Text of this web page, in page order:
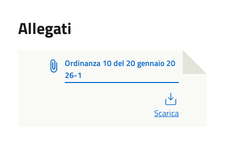
Allegati
Ordinanza 10 del 20 gennaio 20
26-1
Scarica